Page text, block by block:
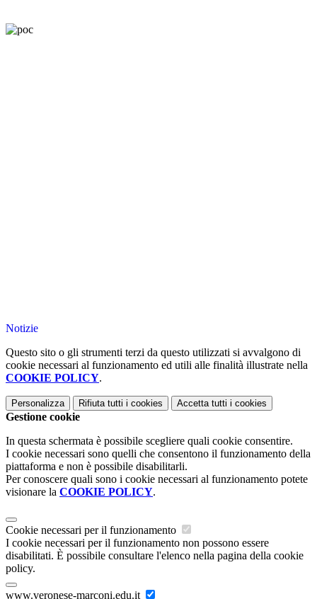
Notizie
Questo sito o gli strumenti terzi da questo utilizzati si avvalgono di
cookie necessari al funzionamento ed utili alle finalità illustrate nella
COOKIE POLICY.
Personalizza Rifiuta tutti i cookies Accetta tutti i cookies
Gestione cookie
In questa schermata è possibile scegliere quali cookie consentire.
I cookie necessari sono quelli che consentono il funzionamento della
piattaforma e non è possibile disabilitarli.
Per conoscere quali sono i cookie necessari al funzionamento potete
visionare la COOKIE POLICY.
Cookie necessari per il funzionamento
I cookie necessari per il funzionamento non possono essere
disabilitati. È possibile consultare l'elenco nella pagina della cookie
policy.
www.veronese-marconi.edu.it